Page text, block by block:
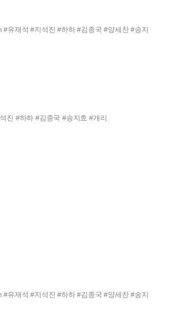
유재석 #지석진 #하하 #김종국 #양세찬 #송지
진 #하하 #김종국 #송지효 #개리.
#정상훈
유재석 #지석진 #하하 #김종국 #양세찬 #송지